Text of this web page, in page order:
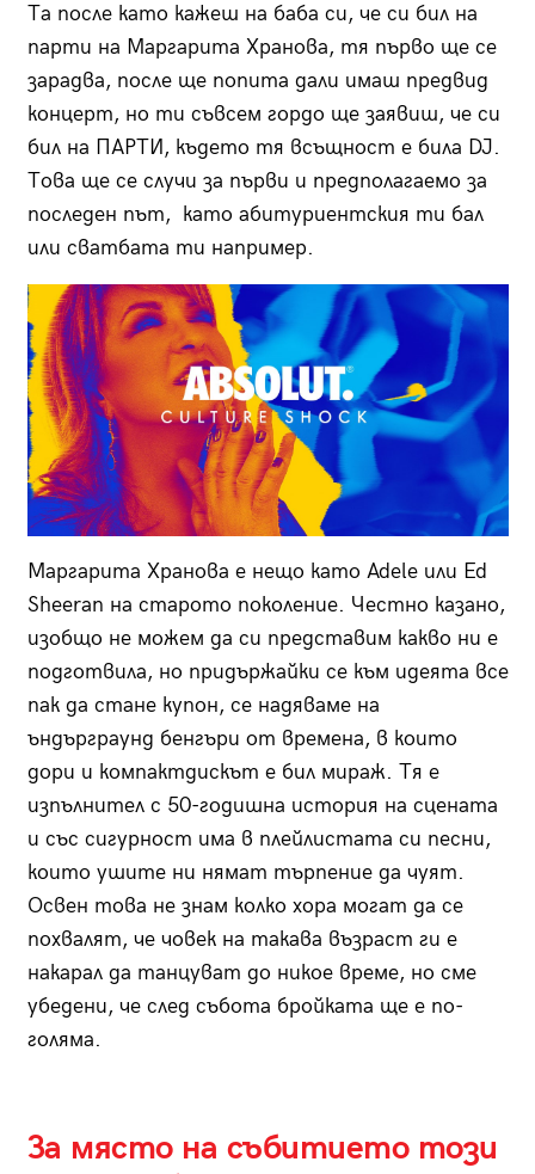
Та после като кажеш на баба си, че си бил на
парти на Маргарита Хранова, тя първо ще се
зарадва, после ще попита дали имаш предвид
концерт, но ти съвсем гордо ще заявиш, че си
бил на ПАРТИ, където тя всъщност е била DJ.
Това ще се случи за първи и предполагаемо за
последен път, като абитуриентския ти бал
или сватбата ти например.
Маргарита Хранова е нещо като Adele или Ed
Sheeran на старото поколение. Честно казано,
изобщо не можем да си представим какво ни е
подготвила, но придържайки се към идеята все
пак да стане купон, се надяваме на
ъндърграунд бенгъри от времена, в които
дори и компактдискът е бил мираж. Тя е
изпълнител с 50-годишна история на сцената
и със сигурност има в плейлистата си песни,
които ушите ни нямат търпение да чуят.
Освен това не знам колко хора могат да се
похвалят, че човек на такава възраст ги е
накарал да танцуват до никое време, но сме
убедени, че след събота бройката ще е по-
голяма.
За място на събитието този